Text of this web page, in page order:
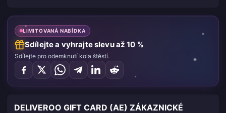
LIMITOVANÁ NABÍDKA
Sdílejte a vyhrajte slevu až 10 %
Sdílejte pro odemknutí kola štěstí.
DELIVEROO GIFT CARD (AE) ZÁKAZNICKÉ